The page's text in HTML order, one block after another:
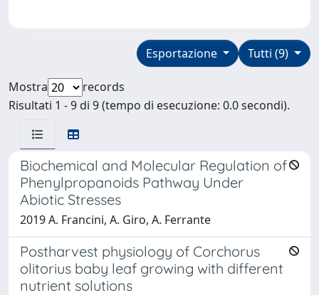
Tutti (9)
Esportazione
Mostra
records
Risultati 1 - 9 di 9 (tempo di esecuzione: 0.0 secondi).
Biochemical and Molecular Regulation of
Phenylpropanoids Pathway Under
Abiotic Stresses
2019 A. Francini, A. Giro, A. Ferrante
Postharvest physiology of Corchorus
olitorius baby leaf growing with different
nutrient solutions